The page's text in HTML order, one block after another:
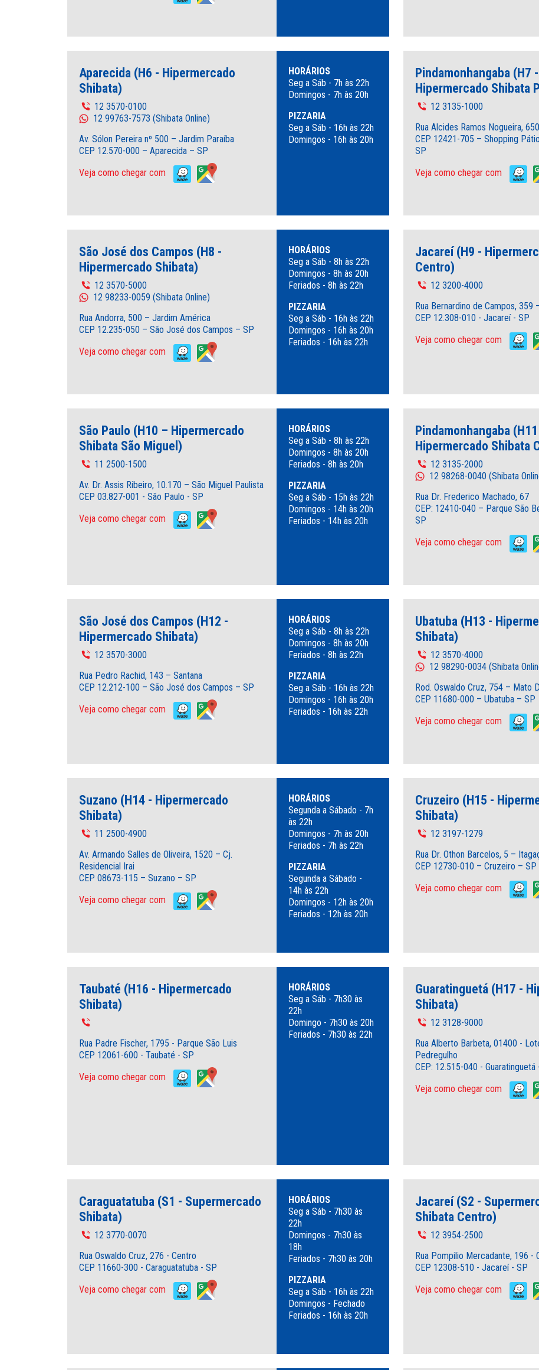
Aparecida (H6 - Hipermercado
Shibata)
12 3570-0100
12 99763-7573 (Shibata Online)
Av. Sólon Pereira nº 500 – Jardim Paraíba
CEP 12.570-000 – Aparecida – SP
Veja como chegar com
HORÁRIOS
Seg a Sáb - 7h às 22h
Domingos - 7h às 20h
PIZZARIA
Seg a Sáb - 16h às 22h
Domingos - 16h às 20h
Pindamonhangaba (H7 -
Hipermercado Shibata
12 3135-1000
Rua Alcides Ramos Nogueira, 650
CEP 12421-705 – Shopping
SP
Veja como chegar com
São José dos Campos (H8 -
Hipermercado Shibata)
12 3570-5000
12 98233-0059 (Shibata Online)
Rua Andorra, 500 – Jardim América
CEP 12.235-050 – São José dos Campos – SP
Veja como chegar com
HORÁRIOS
Seg a Sáb - 8h às 22h
Domingos - 8h às 20h
Feriados - 8h às 22h
PIZZARIA
Seg a Sáb - 16h às 22h
Domingos - 16h às 20h
Feriados - 16h às 22h
Jacareí (H9 -
Centro)
12 3200-4000
Rua Bernardino de Campos, 359
CEP 12.308-010 - Jacareí - SP
Veja como chegar com
São Paulo (H10 – Hipermercado
Shibata São Miguel)
11 2500-1500
Av. Dr. Assis Ribeiro, 10.170 – São Miguel Paulista
CEP 03.827-001 - São Paulo - SP
Veja como chegar com
HORÁRIOS
Seg a Sáb - 8h às 22h
Domingos - 8h às 20h
Feriados - 8h às 20h
PIZZARIA
Seg a Sáb - 15h às 22h
Domingos - 14h às 20h
Feriados - 14h às 20h
Pindamonhangaba
Hipermercado Shibata
12 3135-2000
12 98268-0040 (Shibata
Rua Dr. Frederico Machado, 67
CEP: 12410-040 – Parque São
SP
Veja como chegar com
São José dos Campos (H12 -
Hipermercado Shibata)
12 3570-3000
Rua Pedro Rachid, 143 – Santana
CEP 12.212-100 – São José dos Campos – SP
Veja como chegar com
HORÁRIOS
Seg a Sáb - 8h às 22h
Domingos - 8h às 20h
Feriados - 8h às 22h
PIZZARIA
Seg a Sáb - 16h às 22h
Domingos - 16h às 20h
Feriados - 16h às 22h
Ubatuba (H13 -
Shibata)
12 3570-4000
12 98290-0034 (Shibata
Rod. Oswaldo Cruz, 754 – Mato
CEP 11680-000 – Ubatuba – SP
Veja como chegar com
Suzano (H14 - Hipermercado
Shibata)
11 2500-4900
Av. Armando Salles de Oliveira, 1520 – Cj.
Residencial Irai
CEP 08673-115 – Suzano – SP
Veja como chegar com
HORÁRIOS
Segunda a Sábado - 7h
às 22h
Domingos - 7h às 20h
Feriados - 7h às 22h
PIZZARIA
Segunda a Sábado -
14h às 22h
Domingos - 12h às 20h
Feriados - 12h às 20h
Cruzeiro (H15 -
Shibata)
12 3197-1279
Rua Dr. Othon Barcelos, 5 –
CEP 12730-010 – Cruzeiro – SP
Veja como chegar com
Taubaté (H16 - Hipermercado
Shibata)
Rua Padre Fischer, 1795 - Parque São Luis
CEP 12061-600 - Taubaté - SP
Veja como chegar com
HORÁRIOS
Seg a Sáb - 7h30 às
22h
Domingo - 7h30 às 20h
Feriados - 7h30 às 22h
Guaratinguetá (H17 -
Shibata)
12 3128-9000
Rua Alberto Barbeta, 01400 -
Pedregulho
CEP: 12.515-040 - Guaratinguetá
Veja como chegar com
Caraguatatuba (S1 - Supermercado
Shibata)
12 3770-0070
Rua Oswaldo Cruz, 276 - Centro
CEP 11660-300 - Caraguatatuba - SP
Veja como chegar com
HORÁRIOS
Seg a Sáb - 7h30 às
22h
Domingos - 7h30 às
18h
Feriados - 7h30 às 20h
PIZZARIA
Seg a Sáb - 16h às 22h
Domingos - Fechado
Feriados - 16h às 20h
Jacareí (S2 -
Shibata Centro)
12 3954-2500
Rua Pompilio Mercadante, 196 -
CEP 12308-510 - Jacareí - SP
Veja como chegar com